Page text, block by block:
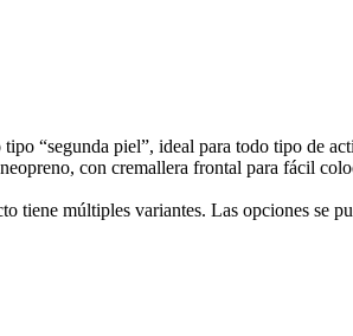
“segunda piel”, ideal para todo tipo de
con cremallera frontal para fácil
tiene múltiples variantes. Las opciones se